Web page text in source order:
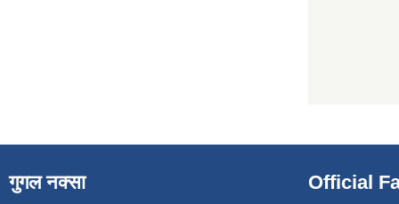
गुगल नक्सा Official